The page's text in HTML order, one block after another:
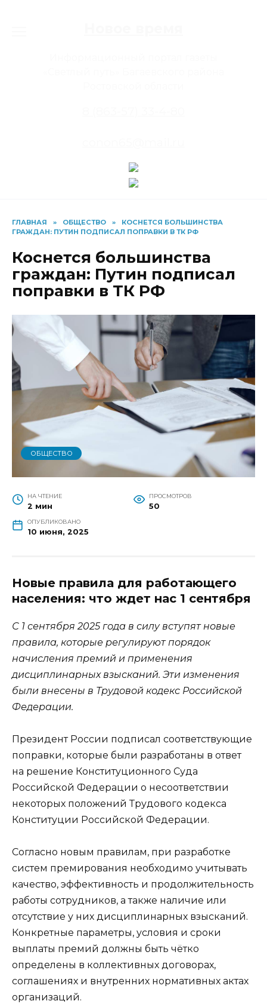
ГЛАВНАЯ » ОБЩЕСТВО »
КОСНЕТСЯ БОЛЬШИНСТВА
ГРАЖДАН: ПУТИН ПОДПИСАЛ ПОПРАВКИ В ТК РФ
Коснется большинства
граждан: Путин подписал
поправки в ТК РФ
ОБЩЕСТВО
НА ЧТЕНИЕ
2 мин
ПРОСМОТРОВ
50
ОПУБЛИКОВАНО
10 июня, 2025
Новые правила для работающего
населения: что ждет нас 1 сентября
С 1 сентября 2025 года в силу вступят новые
правила, которые регулируют порядок
начисления премий и применения
дисциплинарных взысканий. Эти изменения
были внесены в Трудовой кодекс Российской
Федерации.
Президент России подписал соответствующие
поправки, которые были разработаны в ответ
на решение Конституционного Суда
Российской Федерации о несоответствии
некоторых положений Трудового кодекса
Конституции Российской Федерации.
Согласно новым правилам, при разработке
систем премирования необходимо учитывать
качество, эффективность и продолжительность
работы сотрудников, а также наличие или
отсутствие у них дисциплинарных взысканий.
Конкретные параметры, условия и сроки
выплаты премий должны быть чётко
определены в коллективных договорах,
соглашениях и внутренних нормативных актах
организаций.